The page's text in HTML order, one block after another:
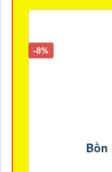
-8%
Bồn